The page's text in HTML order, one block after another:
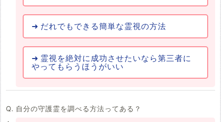
だれでもできる簡単な霊視の方法
霊視を絶対に成功させたいなら第三者に
やってもらうほうがいい
自分の守護霊を調べる方法ってある？